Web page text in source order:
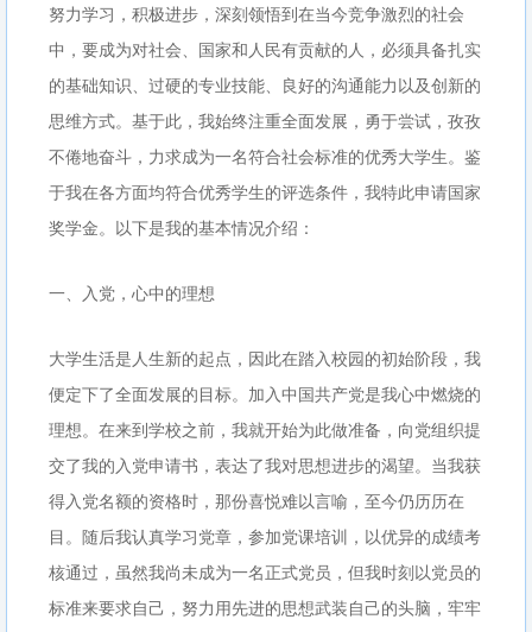
努力学习，积极进步，深刻领悟到在当今竞争激烈的社会
中，要成为对社会、国家和人民有贡献的人，必须具备扎实
的基础知识、过硬的专业技能、良好的沟通能力以及创新的
思维方式。基于此，我始终注重全面发展，勇于尝试，孜孜
不倦地奋斗，力求成为一名符合社会标准的优秀大学生。鉴
于我在各方面均符合优秀学生的评选条件，我特此申请国家
奖学金。以下是我的基本情况介绍：
一、入党，心中的理想
大学生活是人生新的起点，因此在踏入校园的初始阶段，我
便定下了全面发展的目标。加入中国共产党是我心中燃烧的
理想。在来到学校之前，我就开始为此做准备，向党组织提
交了我的入党申请书，表达了我对思想进步的渴望。当我获
得入党名额的资格时，那份喜悦难以言喻，至今仍历历在
目。随后我认真学习党章，参加党课培训，以优异的成绩考
核通过，虽然我尚未成为一名正式党员，但我时刻以党员的
标准来要求自己，努力用先进的思想武装自己的头脑，牢牢